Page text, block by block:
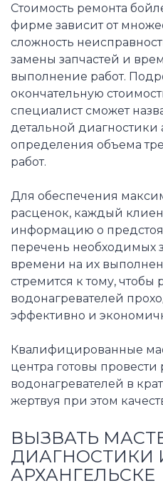
Стоимость ремонта
фирме зависит от
сложность
замены запчастей и
выполнение работ.
окончательную
специалист сможет
детальной диагностики
определения объема
работ.
Для обеспечения
расценок, каждый
информацию о
перечень необходимых
времени на их
стремится к тому, чтобы
водонагревателей
эффективно и
Квалифицированные
центра готовы провести
водонагревателей в
жертвуя при этом
ВЫЗВАТЬ
ДИАГНОСТИКИ
АРХАНГЕЛЬСКЕ